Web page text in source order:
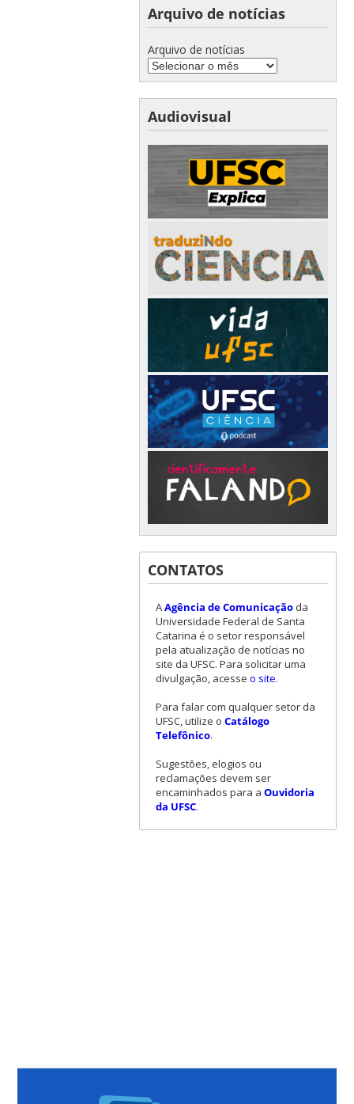
Arquivo de notícias
Arquivo de notícias
Audiovisual
CONTATOS
AAgência de Comunicaçãoda
Universidade Federal de Santa
Catarina é o setor responsável
pela atualização de notícias no
site da UFSC. Para solicitar uma
divulgação, acesse o site.
Para falar com qualquer setor da
UFSC, utilize o Catálogo
Telefônico.
Sugestões, elogios ou
reclamações devem ser
encaminhados para a Ouvidoria
da UFSC.